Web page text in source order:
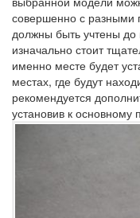
совершенно с разными
должны быть учтены до
изначально стоит
именно месте будет
местах, где будут
рекомендуется
установив к